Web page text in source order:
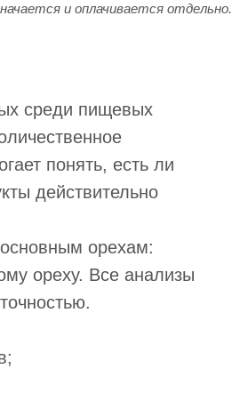
и оплачивается отдельно.
среди пищевых
понять, есть ли
действительно
орехам:
ореху. Все анализы